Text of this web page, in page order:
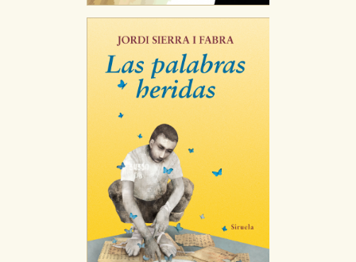
navegador y dispositivo de internet.
GUARDAR CONFIGURACIÓN
Puede consultar nuestrapolítica de cookies